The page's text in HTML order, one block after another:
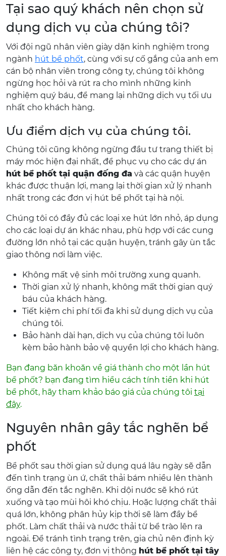
Tại sao quý khách nên chọn sử
dụng dịch vụ của chúng tôi?
Với đội ngũ nhân viên giày dặn kinh nghiệm trong
ngành hút bể phốt, cùng với sự cố gắng của anh em
cán bộ nhân viên trong công ty, chúng tôi không
ngừng học hỏi và rút ra cho mình những kinh
nghiệm quý báu, để mang lại những dịch vụ tối ưu
nhất cho khách hàng.
Ưu điểm dịch vụ của chúng tôi.
Chúng tôi cũng không ngừng đầu tư trang thiết bị
máy móc hiện đại nhất, để phục vụ cho các dự án
hút bể phốt tại quận đống đa và các quận huyện
khác được thuận lợi, mang lại thời gian xử lý nhanh
nhất trong các đơn vị hút bể phốt tại hà nội.
Chúng tôi có đầy đủ các loại xe hút lớn nhỏ, áp dụng
cho các loại dự án khác nhau, phù hợp với các cung
đường lớn nhỏ tại các quận huyện, tránh gây ùn tắc
giao thông nơi làm việc.
Không mất vệ sinh môi trường xung quanh.
Thời gian xử lý nhanh, không mất thời gian quý
báu của khách hàng.
Tiết kiệm chi phí tối đa khi sử dụng dịch vụ của
chúng tôi.
Bảo hành dài hạn, dịch vụ của chúng tôi luôn
kèm bảo hành bảo vệ quyền lợi cho khách hàng.
Bạn đang băn khoăn về giá thành cho một lần hút
bể phốt? bạn đang tìm hiểu cách tính tiền khi hút
bể phốt, hãy tham khảo báo giá của chúng tôi tại
đây.
Nguyên nhân gây tắc nghẽn bể
phốt
Bể phốt sau thời gian sử dụng quá lâu ngày sẽ dẫn
đến tình trạng ùn ứ, chất thải bám nhiều lên thành
ống dẫn đến tắc nghẽn. Khi dội nước sẽ khó rút
xuống và tạo mùi hôi khó chịu. Hoặc lượng chất thải
quá lớn, không phân hủy kịp thời sẽ làm đầy bể
phốt. Làm chất thải và nước thải từ bể trào lên ra
ngoài. Để tránh tình trạng trên, gia chủ nên định kỳ
liên hệ các công ty, đơn vị thông hút bể phốt tại tây